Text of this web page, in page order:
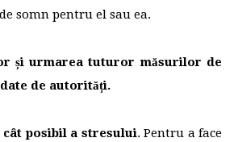
somn pentru el sau ea.
și urmarea tuturor măsurilor de
de autorități.
cât posibil a stresului. Pentru a face